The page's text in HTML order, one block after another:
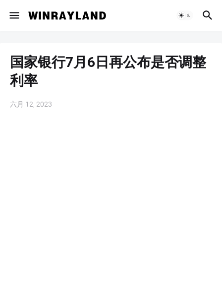
国家银行7月6日再公布是否调整
利率
六月 12, 2023